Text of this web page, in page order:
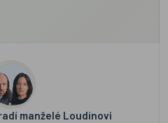
manželé Loudínovi